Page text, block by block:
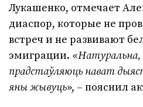
Лукашенко, отмечает
диаспор, которые не
встреч и не развивают
эмиграции.
прадстаўляюць нават
яны жывуць», – пояснил